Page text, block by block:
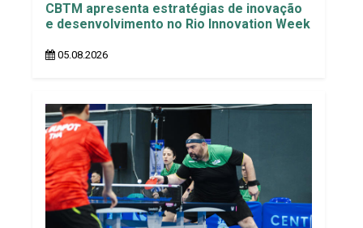
CBTM apresenta estratégias de inovação
e desenvolvimento no Rio Innovation Week
05.08.2026